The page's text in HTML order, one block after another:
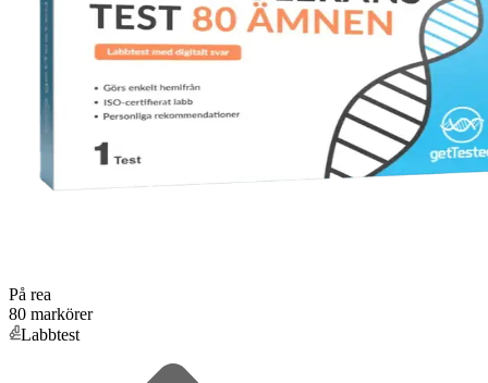
På rea
80 markörer
Labbtest